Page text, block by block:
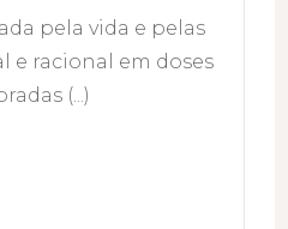
pela vida e pelas
e racional em doses
(...)